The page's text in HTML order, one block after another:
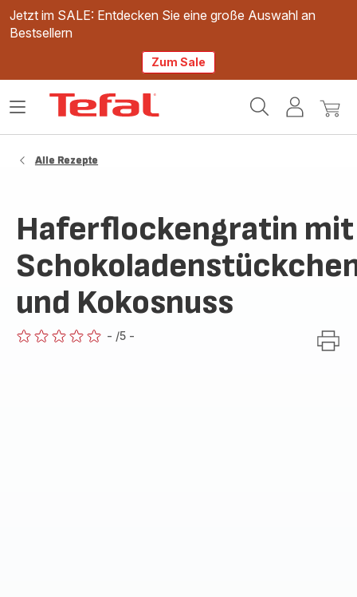
Jetzt im SALE: Entdecken Sie eine große Auswahl an
Bestsellern
Zum Sale
Mein
Mein
Das
Alle Rezepte
Haferflockengratin mit
und Kokosnuss
- /5 -